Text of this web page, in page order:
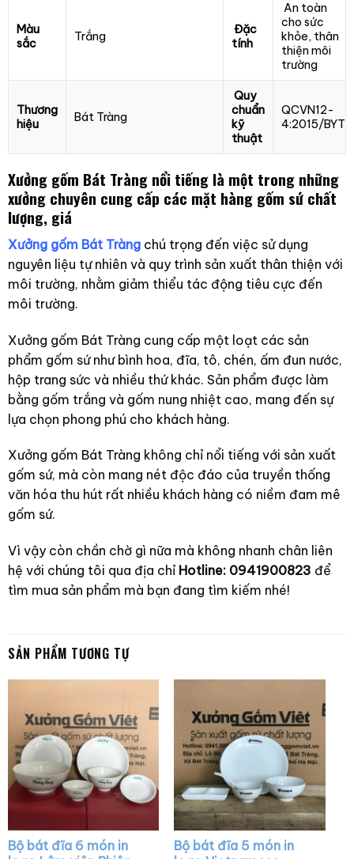
Màu
sắc
Trắng
Đặc
tính
An toàn
cho sức
khỏe, thân
thiện môi
trường
Thương
hiệu
Bát Tràng
Quy
chuẩn
kỹ
thuật
QCVN12-
4:2015/BYT
Xưởng gốm Bát Tràng nổi tiếng là một trong những
xưởng chuyên cung cấp các mặt hàng gốm sứ chất
lượng, giá
Xưởng gốm Bát Tràng chú trọng đến việc sử dụng
nguyên liệu tự nhiên và quy trình sản xuất thân thiện với
môi trường, nhằm giảm thiểu tác động tiêu cực đến
môi trường.
Xưởng gốm Bát Tràng cung cấp một loạt các sản
phẩm gốm sứ như bình hoa, đĩa, tô, chén, ấm đun nước,
hộp trang sức và nhiều thứ khác. Sản phẩm được làm
bằng gốm trắng và gốm nung nhiệt cao, mang đến sự
lựa chọn phong phú cho khách hàng.
Xưởng gốm Bát Tràng không chỉ nổi tiếng với sản xuất
gốm sứ, mà còn mang nét độc đáo của truyền thống
văn hóa thu hút rất nhiều khách hàng có niềm đam mê
gốm sứ.
Vì vậy còn chần chờ gì nữa mà không nhanh chân liên
hệ với chúng tôi qua địa chỉ Hotline: 0941900823 để
tìm mua sản phẩm mà bạn đang tìm kiếm nhé!
SẢN PHẨM TƯƠNG TỰ
Bộ bát đĩa 6 món in
Bộ bát đĩa 5 món in